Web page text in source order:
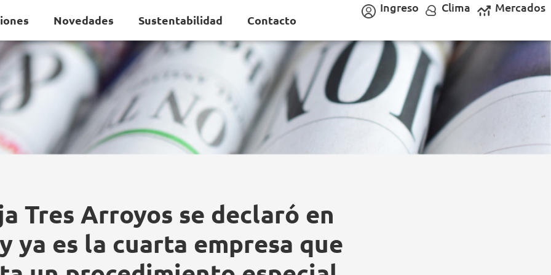
Novedades Sustentabilidad Contacto
Ingreso Clima Mercados
Tres Arroyos se declaró en
ya es la cuarta empresa que